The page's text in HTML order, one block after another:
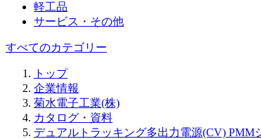
軽工品
サービス・その他
すべてのカテゴリー
トップ
企業情報
菊水電子工業(株)
カタログ・資料
デュアルトラッキング多出力電源(CV) PMM